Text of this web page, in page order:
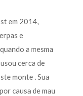
em 2014,
e
a mesma
cerca de
monte . Sua
causa de mau